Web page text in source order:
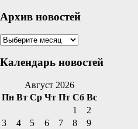
Архив новостей
Архив
Календарь новостей
Август 2026
Пн Вт Ср Чт Пт Сб Вс
1
2
3
4 5 6 7 8
9